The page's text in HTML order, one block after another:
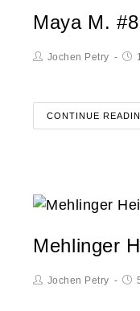
Maya M. #8
Jochen Petry
CONTINUE
Mehlinger
Jochen Petry